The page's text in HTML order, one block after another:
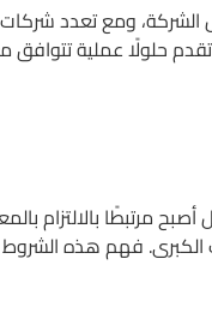
الشركة، ومع تعدد
تقدم حلولًا عملية